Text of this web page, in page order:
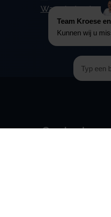
Waardering
Contact